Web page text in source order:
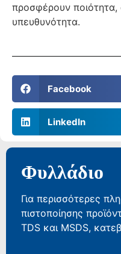
προσφέρουν ποιότητα,
υπευθυνότητα.
Facebook
LinkedIn
Φυλλάδιο
Για περισσότερες
πιστοποίησης
TDS και MSDS,